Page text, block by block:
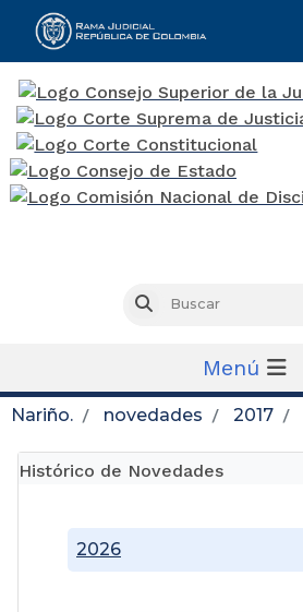
Buscar
Menú
Nariño. novedades 2017
Histórico de Novedades
2026